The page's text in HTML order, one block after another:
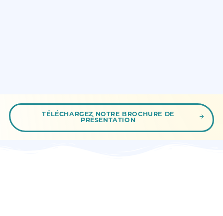
TÉLÉCHARGEZ NOTRE BROCHURE DE
PRÉSENTATION